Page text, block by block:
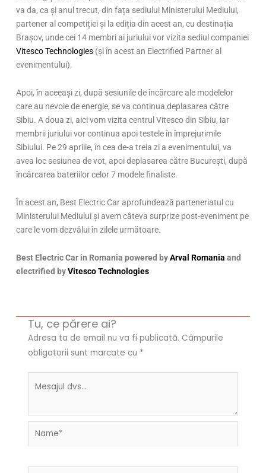
va da, ca și anul trecut, din fața sediului Ministerului Mediului,
partener al competiției și la ediția din acest an, cu destinația
Brașov, unde cei 14 membri ai juriului vor vizita sediul companiei
Vitesco Technologies (și în acest an Electrified Partner al
evenimentului).
Apoi, în aceeași zi, după sesiunile de încărcare ale modelelor
care au nevoie de energie, se va continua deplasarea către
Sibiu. A doua zi, aici vom vizita centrul Vitesco din Sibiu, iar
membrii juriului vor continua apoi testele în împrejurimile
Sibiului. Pe 29 aprilie, în cea de-a treia zi a evenimentului, va
avea loc sesiunea de vot, apoi deplasarea către București, după
încărcarea bateriilor celor 7 modele finaliste.
În acest an, Best Electric Car aprofundează parteneriatul cu
Ministerului Mediului și avem câteva surprize post-eveniment pe
care le vom dezvălui în zilele următoare.
Best Electric Car in Romania powered byArval Romania and
electrified byVitesco Technologies
Tu, ce părere ai?
Adresa ta de email nu va fi publicată. Câmpurile
obligatorii sunt marcate cu *
Name*